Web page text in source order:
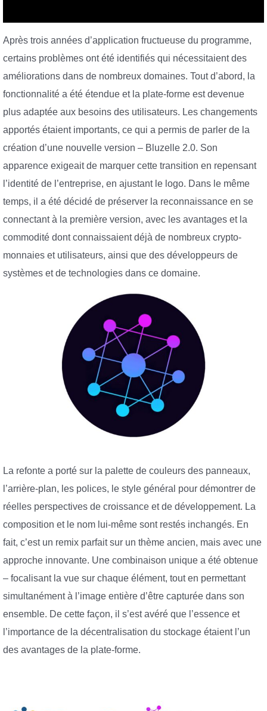
Après trois années d’application fructueuse du programme,
certains problèmes ont été identifiés qui nécessitaient des
améliorations dans de nombreux domaines. Tout d’abord, la
fonctionnalité a été étendue et la plate-forme est devenue
plus adaptée aux besoins des utilisateurs. Les changements
apportés étaient importants, ce qui a permis de parler de la
création d’une nouvelle version – Bluzelle 2.0. Son
apparence exigeait de marquer cette transition en repensant
l’identité de l’entreprise, en ajustant le logo. Dans le même
temps, il a été décidé de préserver la reconnaissance en se
connectant à la première version, avec les avantages et la
commodité dont connaissaient déjà de nombreux crypto-
monnaies et utilisateurs, ainsi que des développeurs de
systèmes et de technologies dans ce domaine.
La refonte a porté sur la palette de couleurs des panneaux,
l’arrière-plan, les polices, le style général pour démontrer de
réelles perspectives de croissance et de développement. La
composition et le nom lui-même sont restés inchangés. En
fait, c’est un remix parfait sur un thème ancien, mais avec une
approche innovante. Une combinaison unique a été obtenue
– focalisant la vue sur chaque élément, tout en permettant
simultanément à l’image entière d’être capturée dans son
ensemble. De cette façon, il s’est avéré que l’essence et
l’importance de la décentralisation du stockage étaient l’un
des avantages de la plate-forme.